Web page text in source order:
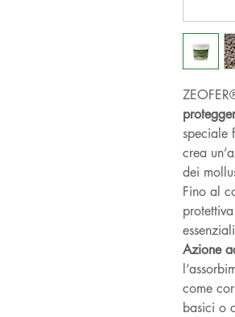
speciale
crea
dei
Fino al
Azione
come
basici o